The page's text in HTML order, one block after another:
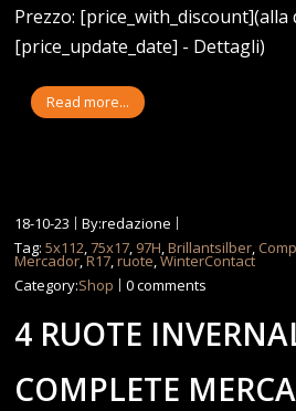
Prezzo: [price_with_discount](alla
[price_update_date] - Dettagli)
Read more...
18-10-23
By:redazione
Tag:5x112,75x17, 97H,Brillantsilber,
Mercador,R17,ruote,WinterContact
Category:Shop 0 comments
4 RUOTE
COMPLETE